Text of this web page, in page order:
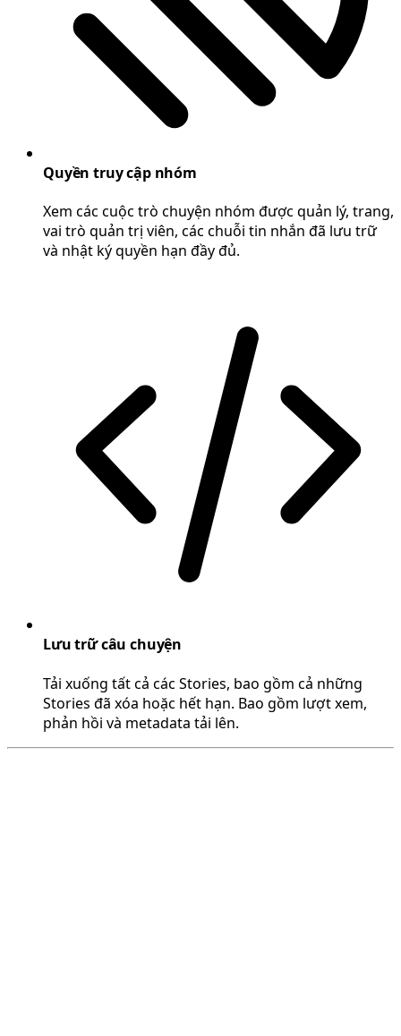
Quyền truy cập nhóm
Xem các cuộc trò chuyện nhóm được quản lý, trang,
vai trò quản trị viên, các chuỗi tin nhắn đã lưu trữ
và nhật ký quyền hạn đầy đủ.
Lưu trữ câu chuyện
Tải xuống tất cả các Stories, bao gồm cả những
Stories đã xóa hoặc hết hạn. Bao gồm lượt xem,
phản hồi và metadata tải lên.